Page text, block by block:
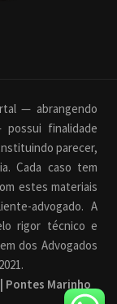
— abrangendo
finalidade
parecer,
Cada caso tem
estes materiais
advogado. A
rigor técnico e
dos Advogados
Pontes Marinho